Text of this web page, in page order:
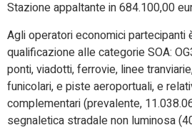
Stazione appaltante in 684.100,00
Agli operatori economici partecipanti
qualificazione alle categorie SOA:
ponti, viadotti, ferrovie, linee
funicolari, e piste aeroportuali, e
complementari (prevalente,
segnaletica stradale non luminosa